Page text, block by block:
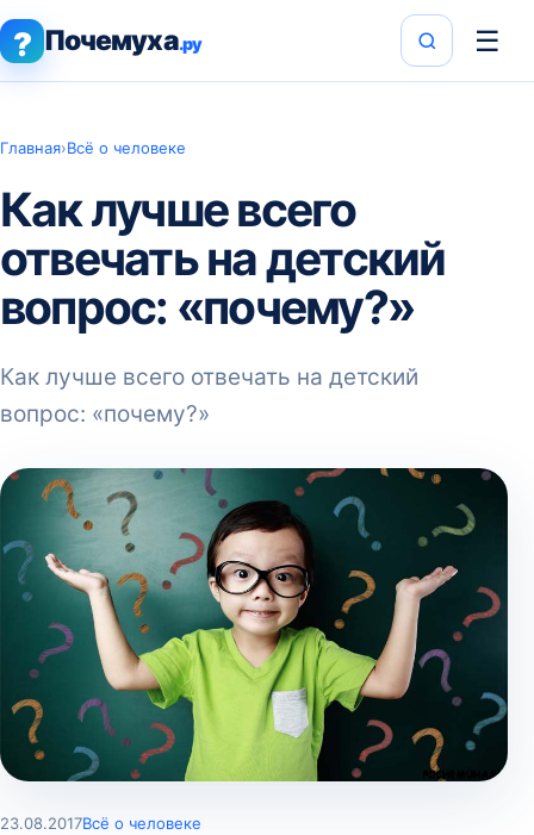
? Почемуха.ру ☰
Главная›Всё о человеке
Как лучше всего
отвечать на детский
вопрос: «почему?»
Как лучше всего отвечать на детский
вопрос: «почему?»
23.08.2017Всё о человеке